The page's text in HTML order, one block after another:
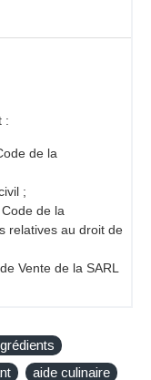
:
de la
;
de la
relatives au droit de
Vente de la SARL
aide culinaire